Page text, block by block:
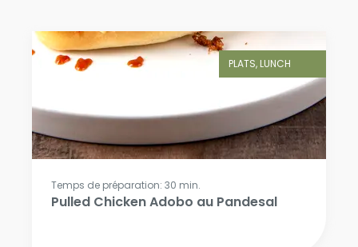
PLATS, LUNCH
Temps de préparation: 30 min.
Pulled Chicken Adobo au Pandesal